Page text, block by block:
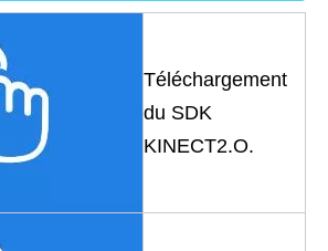
Téléchargement
du SDK
KINECT2.O.